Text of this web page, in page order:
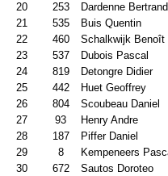
20
253
Dardenne Bertrand
21
535
Buis Quentin
22
460
Schalkwijk Benoît
23
537
Dubois Pascal
24
819
Detongre Didier
25
442
Huet Geoffrey
26
804
Scoubeau Daniel
27
93
Henry Andre
28
187
Piffer Daniel
29
8
Kempeneers
30
672
Sautos Doroteo